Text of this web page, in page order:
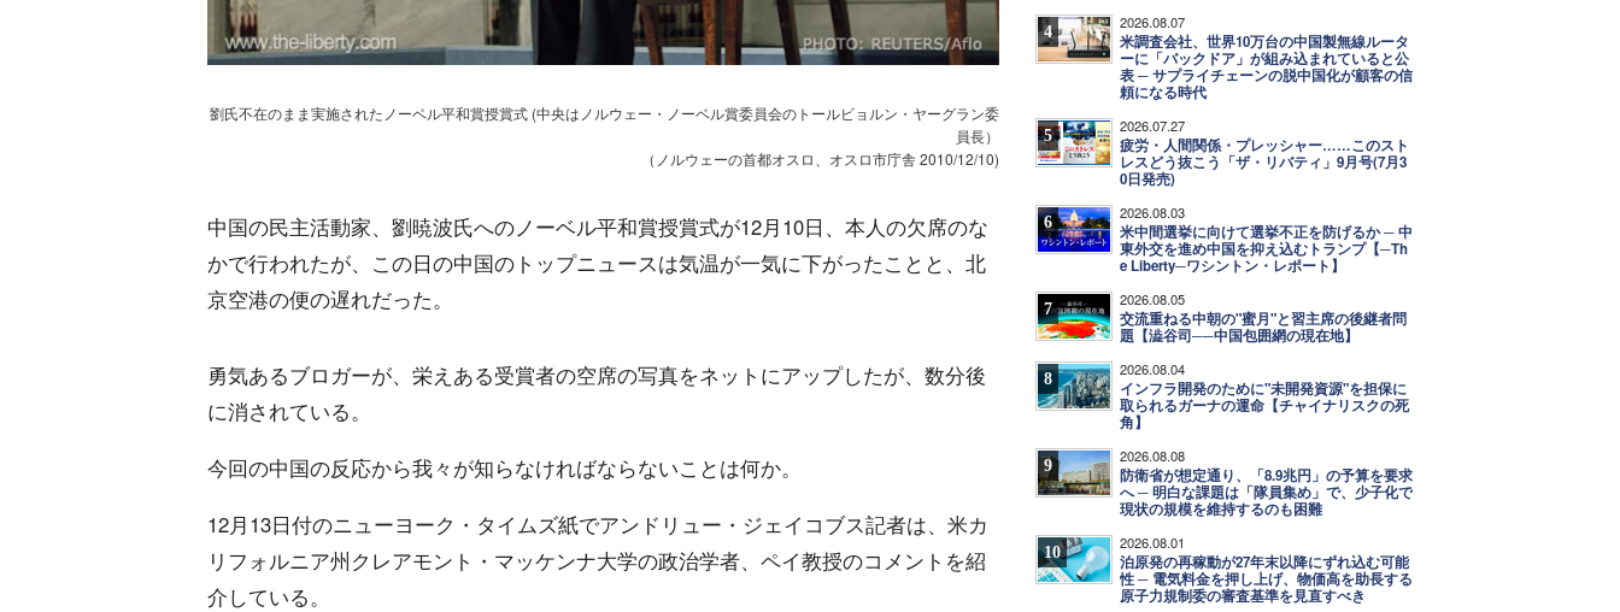
劉氏不在のまま実施されたノーベル平和賞授賞式 (中央はノルウェー・ノーベル賞委員会のトールビョルン・ヤーグラン委
員長）
（ノルウェーの首都オスロ、オスロ市庁舎 2010/12/10)
中国の民主活動家、劉暁波氏へのノーベル平和賞授賞式が12月10日、本人の欠席のな
かで行われたが、この日の中国のトップニュースは気温が一気に下がったことと、北
京空港の便の遅れだった。
勇気あるブロガーが、栄えある受賞者の空席の写真をネットにアップしたが、数分後
に消されている。
今回の中国の反応から我々が知らなければならないことは何か。
12月13日付のニューヨーク・タイムズ紙でアンドリュー・ジェイコブス記者は、米カ
リフォルニア州クレアモント・マッケンナ大学の政治学者、ペイ教授のコメントを紹
介している。
4 2026.08.07
米調査会社、世界10万台の中国製無線ルータ
ーに「バックドア」が組み込まれていると公
表 ─ サプライチェーンの脱中国化が顧客の信
頼になる時代
5 2026.07.27
疲労・人間関係・プレッシャー……このスト
レスどう抜こう「ザ・リバティ」9月号(7月3
0日発売)
6 2026.08.03
米中間選挙に向けて選挙不正を防げるか ─ 中
東外交を進め中国を抑え込むトランプ【─Th
e Liberty─ワシントン・レポート】
7 2026.08.05
交流重ねる中朝の"蜜月"と習主席の後継者問
題【澁谷司──中国包囲網の現在地】
8 2026.08.04
インフラ開発のために"未開発資源"を担保に
取られるガーナの運命【チャイナリスクの死
角】
9 2026.08.08
防衛省が想定通り、「8.9兆円」の予算を要求
へ ─ 明白な課題は「隊員集め」で、少子化で
現状の規模を維持するのも困難
10 2026.08.01
泊原発の再稼動が27年末以降にずれ込む可能
性 ─ 電気料金を押し上げ、物価高を助長する
原子力規制委の審査基準を見直すべき